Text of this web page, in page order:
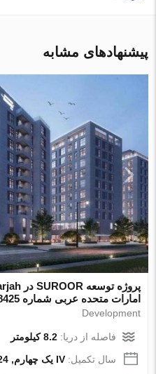
پیشنهادهای مشابه
امارات متحده عربی شماره 288425
Development
فاصله از دریا:8.2 کیلومتر
سال تکمیل:IV یک چهارم, 2024, off-plan